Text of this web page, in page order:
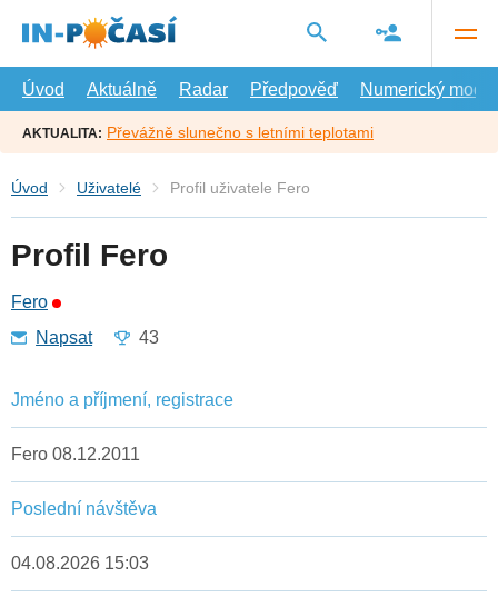
hlavní
Úvod
Aktuálně Radar Předpověď Numerický model
AKTUALITA: Převážně slunečno s letními teplotami
Úvod Uživatelé Profil uživatele Fero
Profil Fero
Fero
Napsat
43
Jméno a příjmení, registrace
Fero 08.12.2011
Poslední návštěva
04.08.2026 15:03